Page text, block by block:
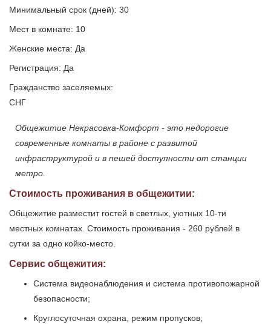
Минимальный срок (дней): 30
Мест в комнате: 10
Женские места: Да
Регистрация: Да
Гражданство заселяемых:
СНГ
Общежитие Некрасовка-Комфорт - это недорогие
современные комнаты в районе с развитой
инфраструктурой и в пешей доступности от станции
метро.
Стоимость проживания в общежитии:
Общежитие разместит гостей в светлых, уютных 10-ти
местных комнатах. Стоимость проживания - 260 рублей в
сутки за одно койко-место.
Сервис общежития:
Система видеонаблюдения и система противопожарной
безопасности;
Круглосуточная охрана, режим пропусков;